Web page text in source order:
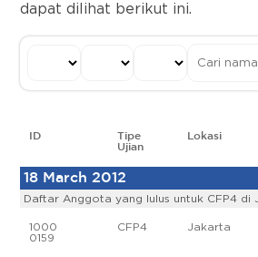
dapat dilihat berikut ini.
ID
Tipe
Ujian
Lokasi
18 March 2012
Daftar Anggota yang lulus untuk CFP4 di
1000
0159
CFP4 Jakarta